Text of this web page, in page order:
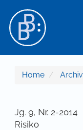
Hauptinhalt
Sidebar
Home Archiv
Jg. 9, Nr. 2-2014
Risiko